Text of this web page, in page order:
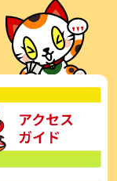
びを披露する「合
題の克服へ「結果